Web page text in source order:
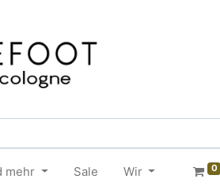
mehr Sale Wir 0